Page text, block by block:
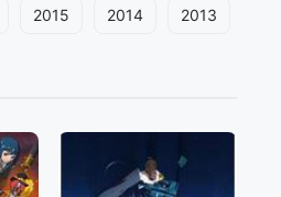
2015 2014 2013